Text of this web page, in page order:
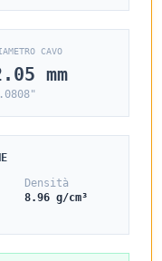
CAVO
mm
"
Densità
8.96 g/cm³